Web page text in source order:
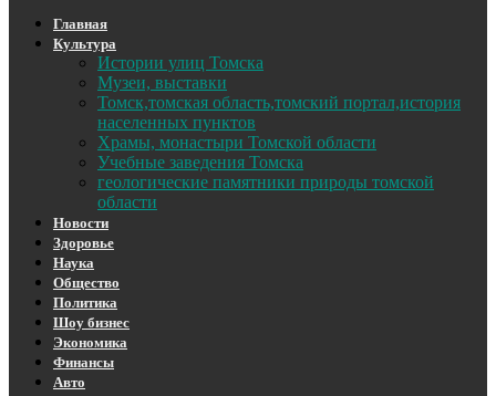
Главная
Культура
Истории улиц Томска
Музеи, выставки
Томск,томская область,томский портал,история
населенных пунктов
Храмы, монастыри Томской области
Учебные заведения Томска
геологические памятники природы томской
области
Новости
Здоровье
Наука
Общество
Политика
Шоу бизнес
Экономика
Финансы
Авто